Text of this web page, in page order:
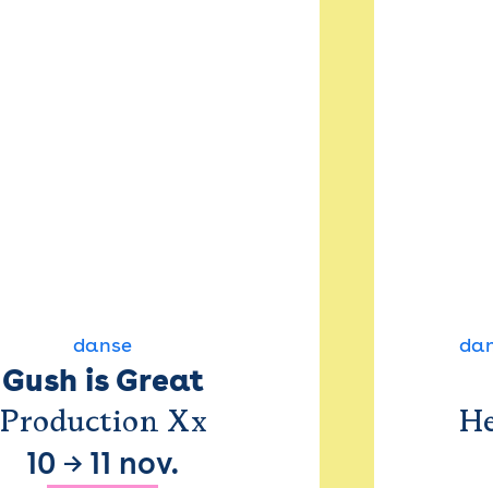
danse
Gush is Great
Production Xx
10 → 11 nov.